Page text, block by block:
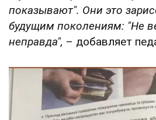
показывают". Они это
будущим поколениям: "Не
неправда", – добавляет